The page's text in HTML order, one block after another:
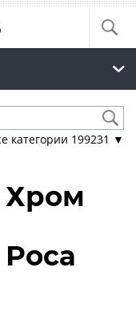
категории 199231 ▼
Хром